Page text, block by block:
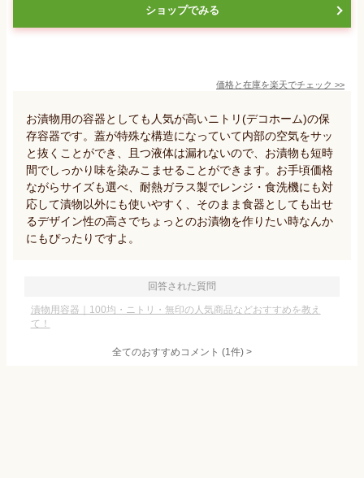
ショップでみる
価格と在庫を楽天でチェック >>
お漬物用の容器としても人気が高いニトリ(デコホーム)の保
存容器です。蓋が特殊な構造になっていて内部の空気をサッ
と抜くことができ、且つ液体は漏れないので、お漬物も短時
間でしっかり味を染みこませることができます。お手頃価格
ながらサイズも選べ、耐熱ガラス製でレンジ・食洗機にも対
応して漬物以外にも使いやすく、そのまま食器としても出せ
るデザイン性の高さでちょっとのお漬物を作りたい時なんか
にもぴったりですよ。
回答された質問
漬物用容器｜100均・ニトリ・無印の人気商品などおすすめを教え
て！
全てのおすすめコメント (1件) >